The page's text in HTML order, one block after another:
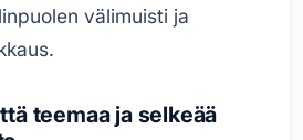
välimuisti ja
teemaa ja selkeää